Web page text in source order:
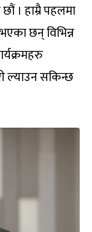
। हाम्रै पहलमा
छन् विभिन्न
ल्याउन सकिन्छ